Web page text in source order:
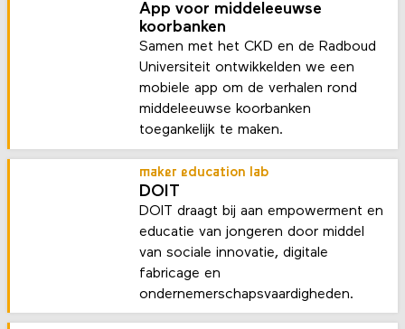
App voor middeleeuwse
koorbanken
Samen met het CKD en de Radboud
Universiteit ontwikkelden we een
mobiele app om de verhalen rond
middeleeuwse koorbanken
toegankelijk te maken.
maker education lab
DOIT
DOIT draagt bij aan empowerment en
educatie van jongeren door middel
van sociale innovatie, digitale
fabricage en
ondernemerschapsvaardigheden.